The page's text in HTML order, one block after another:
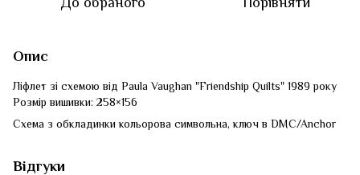
Опис
Ліфлет зі схемою від Paula Vaughan "Friendship Quilts" 1989 року
Розмір вишивки: 258×156
Схема з обкладинки кольорова символьна, ключ в DMC/Anchor
Відгуки